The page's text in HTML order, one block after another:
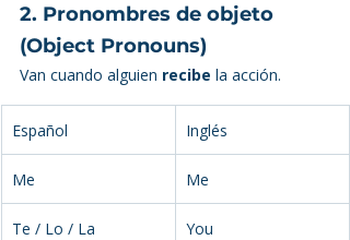
2. Pronombres de objeto
(Object Pronouns)
Van cuando alguien recibe la acción.
Español Inglés
Me Me
Te / Lo / La You